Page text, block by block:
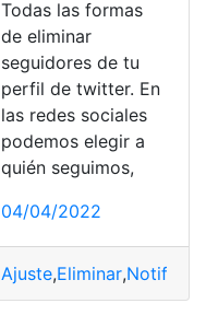
Todas las formas
de eliminar
seguidores de tu
perfil de twitter. En
las redes sociales
podemos elegir a
quién seguimos,
04/04/2022
Ajuste,Eliminar,